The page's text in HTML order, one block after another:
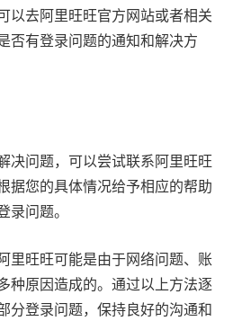
以去阿里旺旺官方网站或者相关
否有登录问题的通知和解决方
决问题，可以尝试联系阿里旺旺
据您的具体情况给予相应的帮助
录问题。
里旺旺可能是由于网络问题、账
种原因造成的。通过以上方法逐
分登录问题，保持良好的沟通和